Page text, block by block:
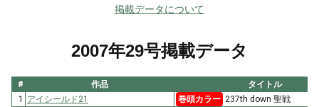
掲載データについて
2007年29号掲載データ
# 作品
タイトル
1
アイシールド21 巻頭カラー 237th down 聖戦